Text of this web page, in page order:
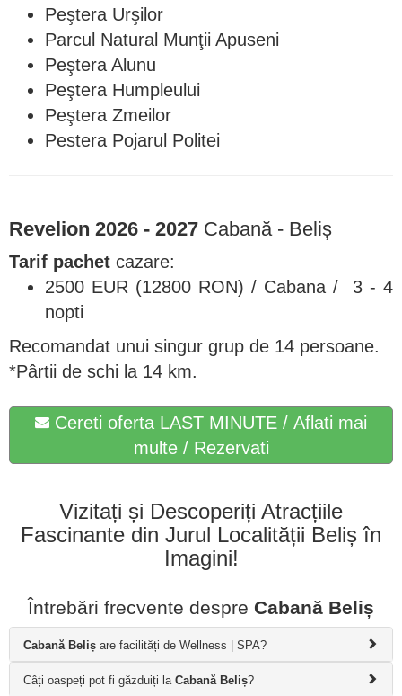
Peştera Urşilor
Parcul Natural Munţii Apuseni
Peştera Alunu
Peştera Humpleului
Peştera Zmeilor
Pestera Pojarul Politei
Revelion 2026 - 2027 Cabană - Beliș
Tarif pachet cazare:
2500 EUR (12800 RON) / Cabana / 3 - 4
nopti
Recomandat unui singur grup de 14 persoane.
*Pârtii de schi la 14 km.
Cereti oferta LAST MINUTE / Aflati mai
multe / Rezervati
Vizitați și Descoperiți Atracțiile
Fascinante din Jurul Localității Beliș în
Imagini!
Întrebări frecvente despre Cabană Beliș
Cabană Beliș are facilități de Wellness | SPA?
Câți oaspeți pot fi găzduiți la Cabană Beliș?